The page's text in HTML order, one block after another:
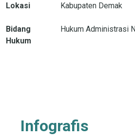
Lokasi Kabupaten Demak
Bidang
Hukum
Hukum Administrasi
Infografis